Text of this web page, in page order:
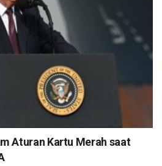
Aturan Kartu Merah saat